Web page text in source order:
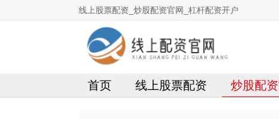
线上股票配资_炒股配资官网_杠杆配资开户
首页 线上股票配资 炒股配